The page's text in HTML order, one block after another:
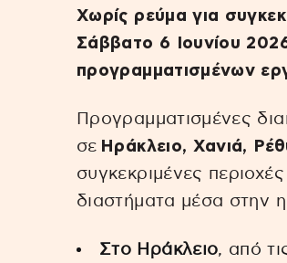
Χωρίς ρεύμα για
Σάββατο 6 Ιουνίου
προγραμματισμένων
Προγραμματισμένες
σε Ηράκλειο, Χανιά,
συγκεκριμένες
διαστήματα μέσα στην
Στο Ηράκλειο, από